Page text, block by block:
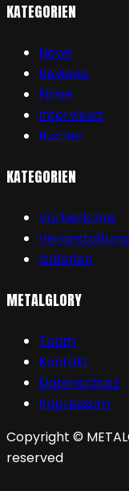
KATEGORIEN
News
Reviews
Filme
Interviews
Bücher
KATEGORIEN
Vorberichte
Galerien
METALGLORY
Team
Kontakt
Datenschutz
Impressum
Copyright ©
reserved